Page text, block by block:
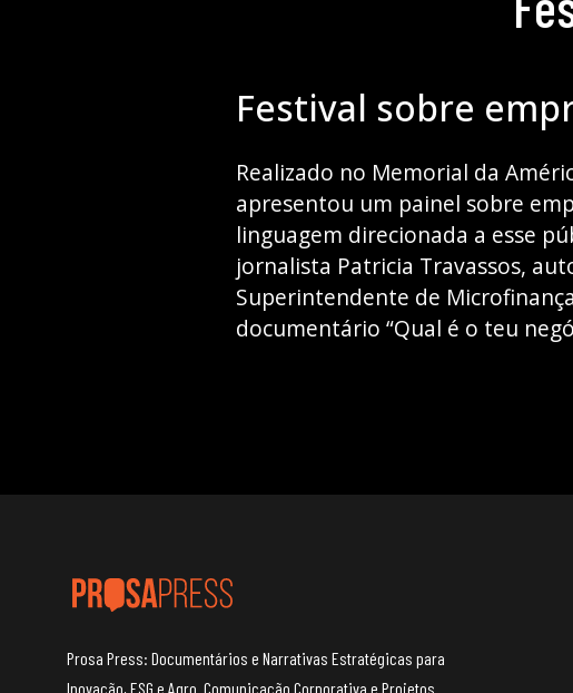
Festival sobre
Realizado no Memorial da
apresentou um painel sobre
linguagem direcionada a esse
jornalista Patricia Travassos,
Superintendente de
documentário “Qual é o teu
Prosa Press: Documentários e Narrativas Estratégicas para
Inovação, ESG e Agro. Comunicação Corporativa e Projetos